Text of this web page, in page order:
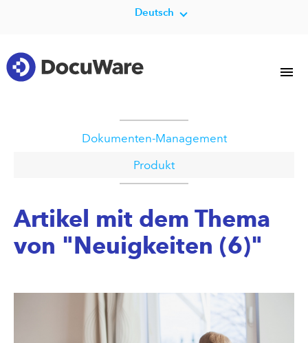
Deutsch
Dokumenten-Management
Produkt
Artikel mit dem Thema
von "Neuigkeiten (6)"